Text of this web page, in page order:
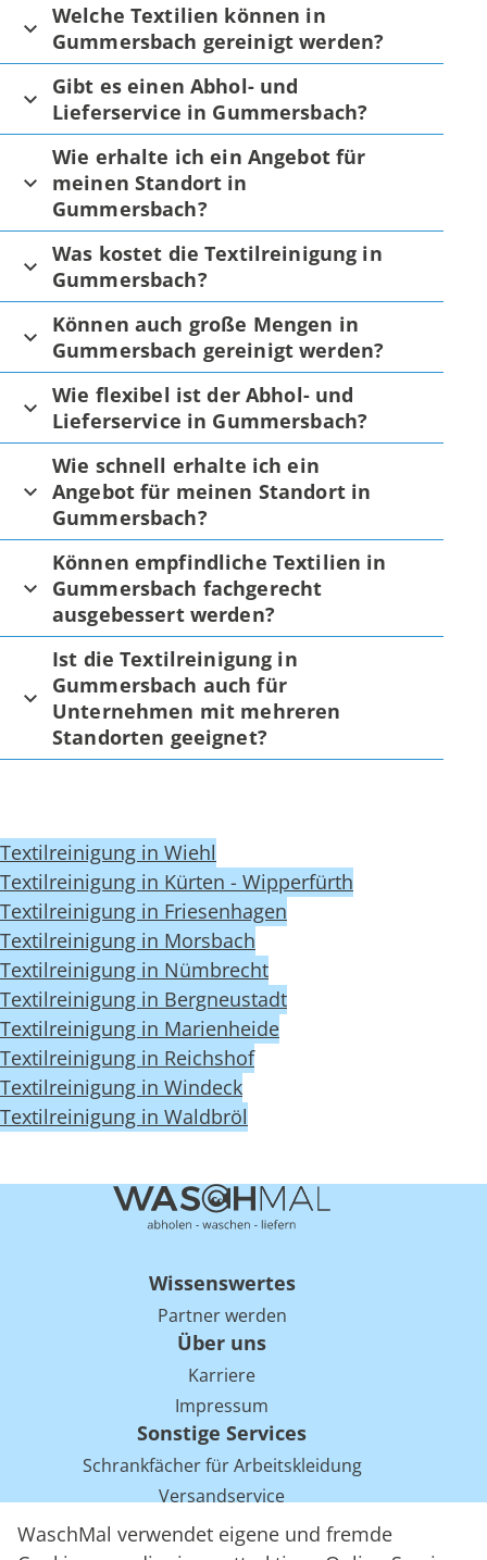
WaschMal verwendet eigene und fremde
Welche Textilien können in
Gummersbach gereinigt werden?
Gibt es einen Abhol- und
Lieferservice in Gummersbach?
Wie erhalte ich ein Angebot für
meinen Standort in
Gummersbach?
Was kostet die Textilreinigung in
Gummersbach?
Können auch große Mengen in
Gummersbach gereinigt werden?
Wie flexibel ist der Abhol- und
Lieferservice in Gummersbach?
Wie schnell erhalte ich ein
Angebot für meinen Standort in
Gummersbach?
Können empfindliche Textilien in
Gummersbach fachgerecht
ausgebessert werden?
Ist die Textilreinigung in
Gummersbach auch für
Unternehmen mit mehreren
Standorten geeignet?
Textilreinigung in Wiehl
Textilreinigung in Kürten - Wipperfürth
Textilreinigung in Friesenhagen
Textilreinigung in Morsbach
Textilreinigung in Nümbrecht
Textilreinigung in Bergneustadt
Textilreinigung in Marienheide
Textilreinigung in Reichshof
Textilreinigung in Windeck
Textilreinigung in Waldbröl
Wissenswertes
Partner werden
Über uns
Karriere
Impressum
Sonstige Services
Schrankfächer für Arbeitskleidung
Versandservice
Einsparpotentiale für Mietwäsche bei Arbeitskleidung